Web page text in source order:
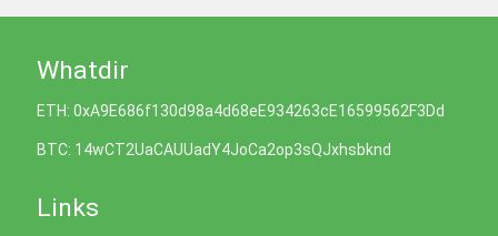
Whatdir
ETH: 0xA9E686f130d98a4d68eE934263cE16599562F3Dd
BTC: 14wCT2UaCAUUadY4JoCa2op3sQJxhsbknd
Links